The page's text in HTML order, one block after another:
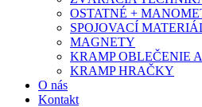
OSTATNÉ +
SPOJOVACÍ
MAGNETY
KRAMP OBLEČENIE
KRAMP HRAČKY
O nás
Kontakt